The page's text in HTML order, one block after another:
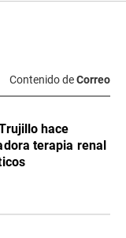
Contenido deCorreo
hace
terapia renal